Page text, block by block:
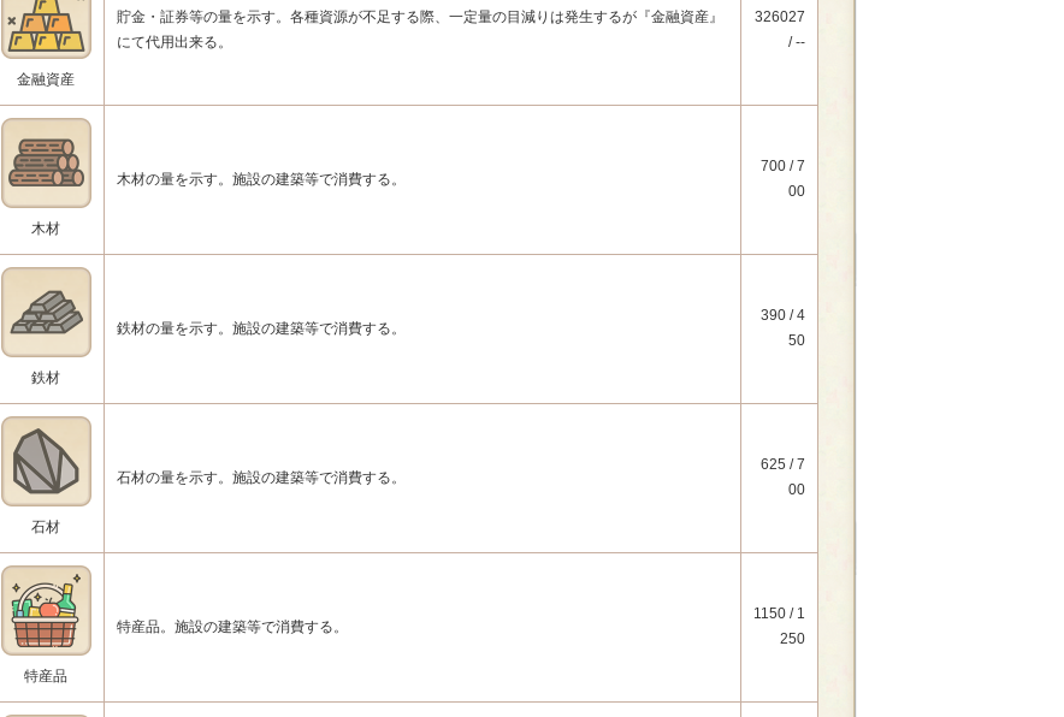
金融資産
貯金・証券等の量を示す。各種資源が不足する際、一定量の目減りは発生するが『金融資産』
にて代用出来る。
326027
/ --
木材
木材の量を示す。施設の建築等で消費する。
700 / 7
00
鉄材
鉄材の量を示す。施設の建築等で消費する。
390 / 4
50
石材
石材の量を示す。施設の建築等で消費する。
625 / 7
00
特産品
特産品。施設の建築等で消費する。
1150 / 1
250